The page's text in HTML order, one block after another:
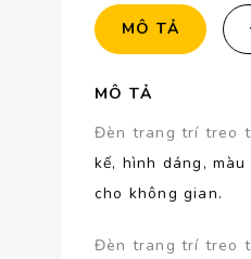
MÔ TẢ
MÔ TẢ
Đèn trang trí treo
kế, hình dáng,
cho không gian.
Đèn trang trí treo